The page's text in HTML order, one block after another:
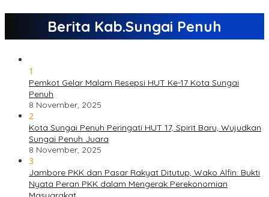
Berita Kab.Sungai Penuh
1
Pemkot Gelar Malam Resepsi HUT Ke-17 Kota Sungai
Penuh
8 November, 2025
2
Kota Sungai Penuh Peringati HUT 17, Spirit Baru, Wujudkan
Sungai Penuh Juara
8 November, 2025
3
Jambore PKK dan Pasar Rakyat Ditutup, Wako Alfin: Bukti
Nyata Peran PKK dalam Mengerak Perekonomian